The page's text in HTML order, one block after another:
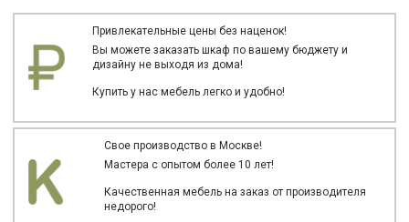
Привлекательные цены без наценок!
Вы можете заказать шкаф по вашему бюджету и
дизайну не выходя из дома!
Купить у нас мебель легко и удобно!
Свое производство в Москве!
Мастера с опытом более 10 лет!
Качественная мебель на заказ от производителя
недорого!